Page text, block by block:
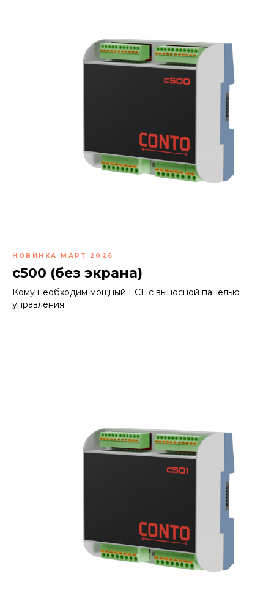
НОВИНКА МАРТ 2026
с500 (без экрана)
Кому необходим мощный ECL с выносной панелью
управления